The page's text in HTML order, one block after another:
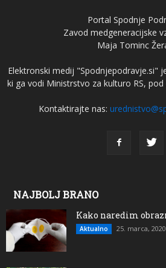
Portal Spodnje
Zavod medgeneracijske
Maja Tominc
Elektronski medij "Spodnjepodravje.si"
ki ga vodi Ministrstvo za kulturo RS,
Kontaktirajte nas:
NAJBOLJ BRANO
Kako naredim
Aktualno 25. marca, 2020